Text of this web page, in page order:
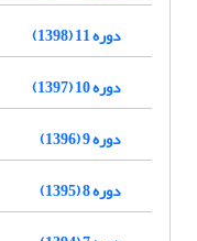
دوره 11 (1398)
دوره 10 (1397)
دوره 9 (1396)
دوره 8 (1395)